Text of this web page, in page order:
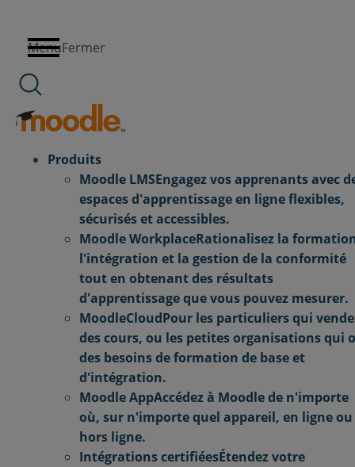
MenuFermer
Produits
Moodle LMSEngagez vos apprenants avec
espaces d'apprentissage en ligne flexibles,
sécurisés et accessibles.
Moodle WorkplaceRationalisez la
l'intégration et la gestion de la conformité
tout en obtenant des résultats
d'apprentissage que vous pouvez mesurer.
MoodleCloudPour les particuliers qui
des cours, ou les petites organisations qui
des besoins de formation de base et
d'intégration.
Moodle AppAccédez à Moodle de n'importe
où, sur n'importe quel appareil, en ligne ou
hors ligne.
Intégrations certifiéesÉtendez votre